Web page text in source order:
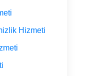
Hizmeti